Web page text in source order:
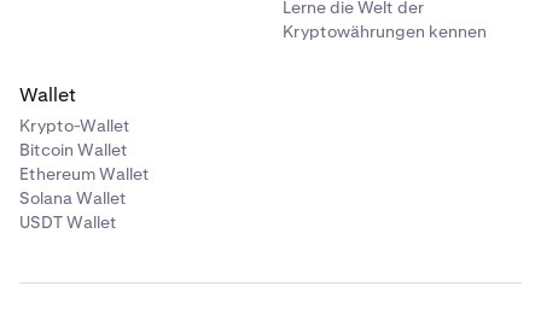
Lerne die Welt der
Kryptowährungen kennen
Wallet
Krypto-Wallet
Bitcoin Wallet
Ethereum Wallet
Solana Wallet
USDT Wallet